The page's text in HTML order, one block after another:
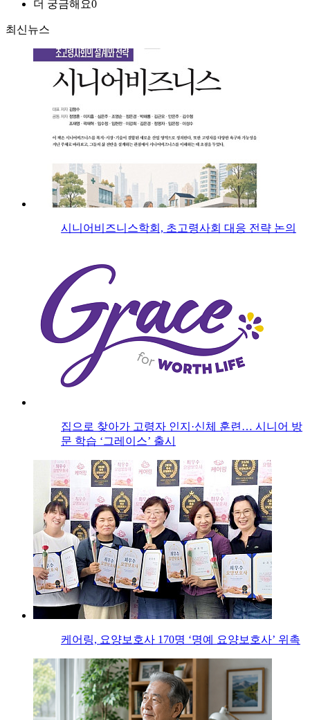
더 궁금해요0
최신뉴스
시니어비즈니스학회, 초고령사회 대응 전략 논의
집으로 찾아가 고령자 인지·신체 훈련… 시니어 방
문 학습 ‘그레이스’ 출시
케어링, 요양보호사 170명 ‘명예 요양보호사’ 위촉